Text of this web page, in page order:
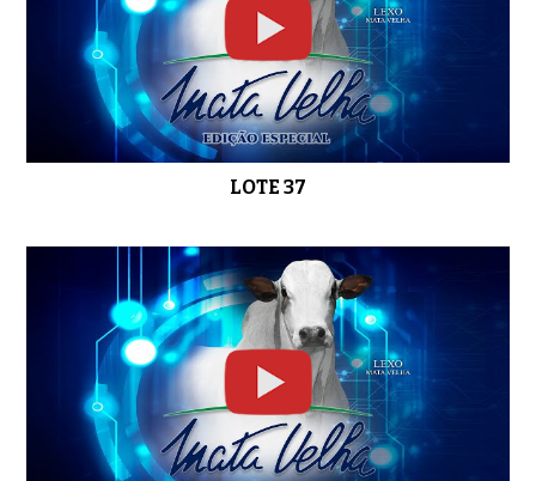
LOTE 37